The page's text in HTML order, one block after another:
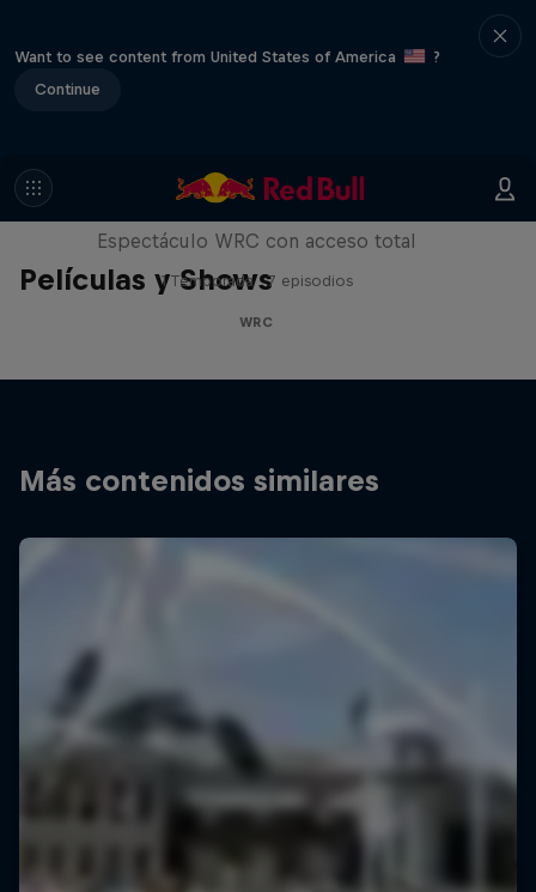
Want to see content from United States of America
?
Continue
Películas y Shows
More Than Machine
Espectáculo WRC con acceso total
1 Temporada · 7 episodios
WRC
Más contenidos similares